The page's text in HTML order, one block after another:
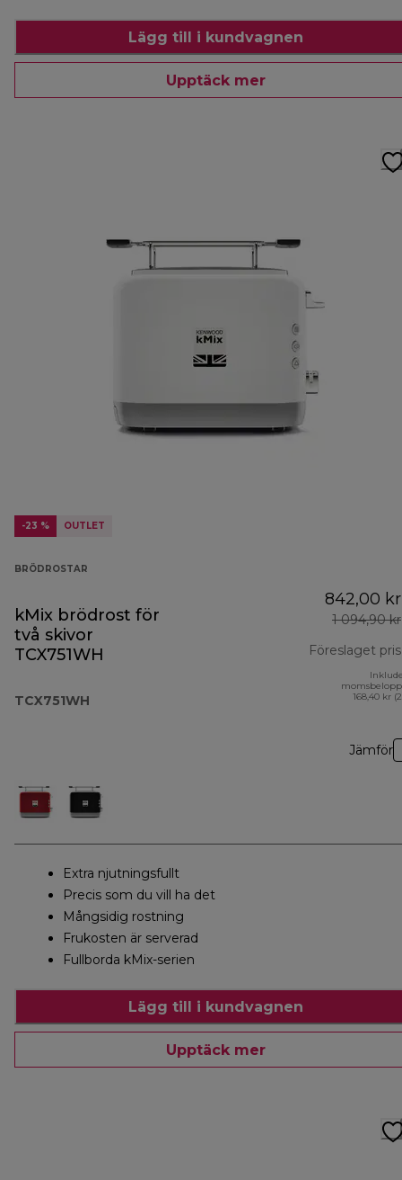
Lägg till i kundvagnen
Upptäck mer
-23 % OUTLET
BRÖDROSTAR
kMix brödrost för
två skivor
TCX751WH
TCX751WH
842,00 kr
1 094,90 kr
Föreslaget pris
168,40 kr
Jämför
Extra njutningsfullt
Precis som du vill ha det
Mångsidig rostning
Frukosten är serverad
Fullborda kMix-serien
Lägg till i kundvagnen
Upptäck mer